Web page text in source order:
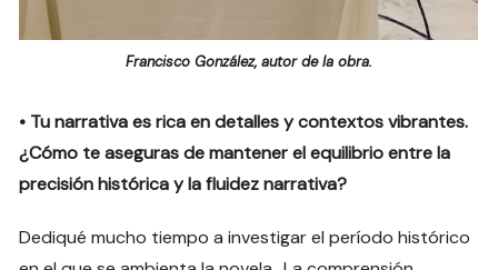
Francisco González, autor de la obra.
• Tu narrativa es rica en detalles y contextos vibrantes.
¿Cómo te aseguras de mantener el equilibrio entre la
precisión histórica y la fluidez narrativa?
Dediqué mucho tiempo a investigar el período histórico